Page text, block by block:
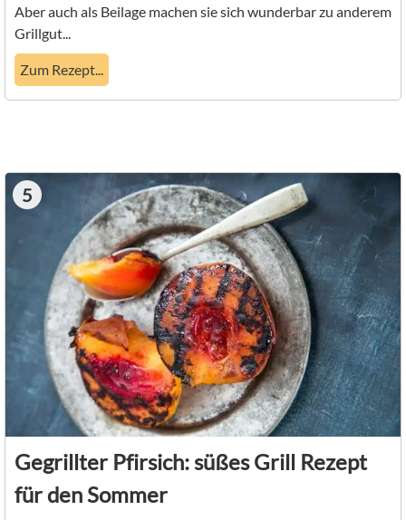
Aber auch als Beilage machen sie sich wunderbar zu anderem
Grillgut...
Zum Rezept...
5
Gegrillter Pfirsich: süßes Grill Rezept
für den Sommer